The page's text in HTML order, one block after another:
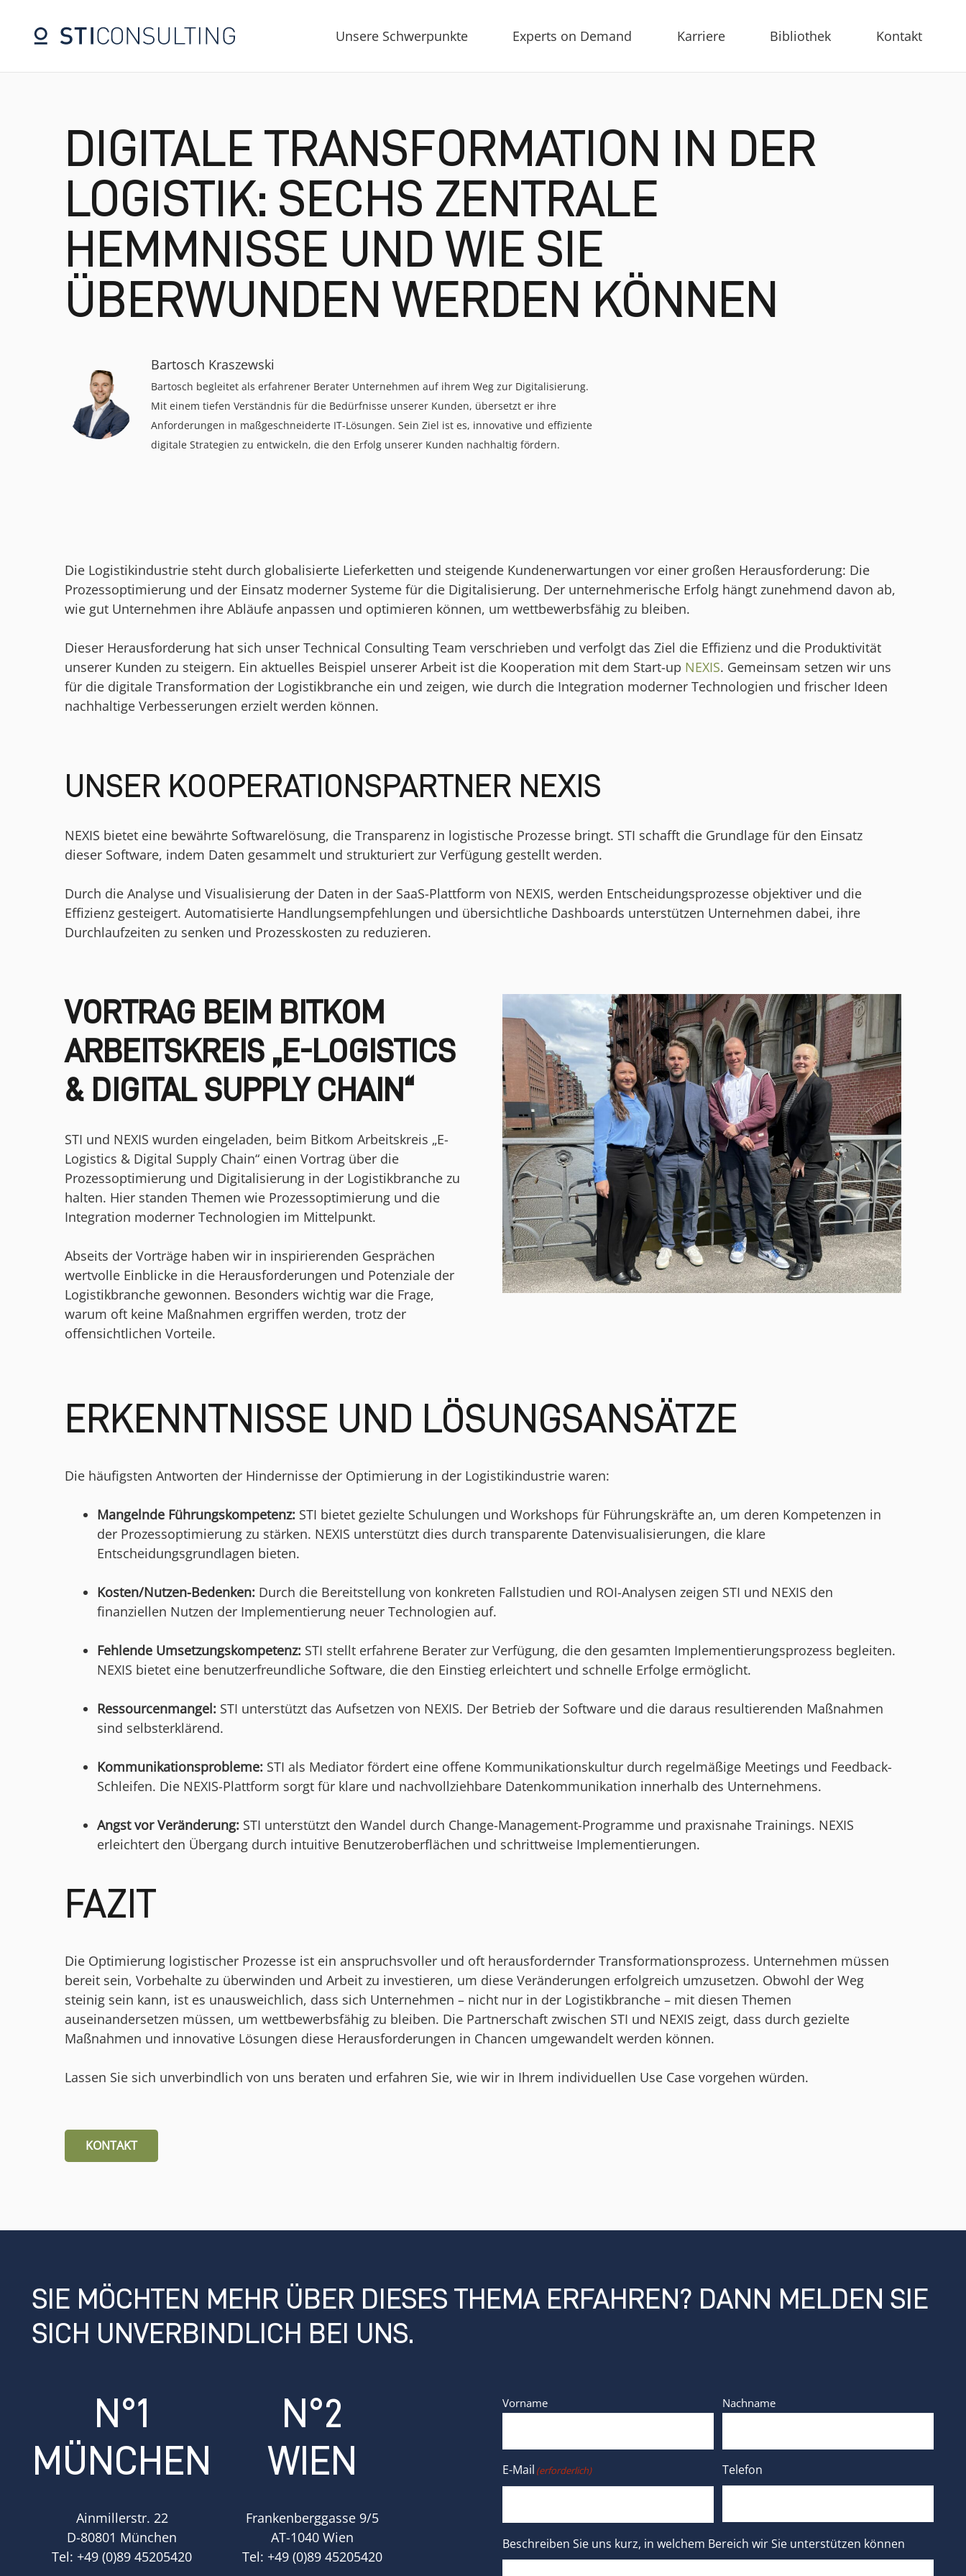
Unsere Schwerpunkte Experts on Demand Karriere Bibliothek Kontakt
DIGITALE TRANSFORMATION IN DER
LOGISTIK: SECHS ZENTRALE
HEMMNISSE UND WIE SIE
ÜBERWUNDEN WERDEN KÖNNEN
Bartosch Kraszewski
Bartosch begleitet als erfahrener Berater Unternehmen auf ihrem Weg zur Digitalisierung.
Mit einem tiefen Verständnis für die Bedürfnisse unserer Kunden, übersetzt er ihre
Anforderungen in maßgeschneiderte IT-Lösungen. Sein Ziel ist es, innovative und effiziente
digitale Strategien zu entwickeln, die den Erfolg unserer Kunden nachhaltig fördern.
Die Logistikindustrie steht durch globalisierte Lieferketten und steigende Kundenerwartungen vor einer großen Herausforderung: Die
Prozessoptimierung und der Einsatz moderner Systeme für die Digitalisierung. Der unternehmerische Erfolg hängt zunehmend davon ab,
wie gut Unternehmen ihre Abläufe anpassen und optimieren können, um wettbewerbsfähig zu bleiben.
Dieser Herausforderung hat sich unser Technical Consulting Team verschrieben und verfolgt das Ziel die Effizienz und die Produktivität
unserer Kunden zu steigern. Ein aktuelles Beispiel unserer Arbeit ist die Kooperation mit dem Start-up NEXIS. Gemeinsam setzen wir uns
für die digitale Transformation der Logistikbranche ein und zeigen, wie durch die Integration moderner Technologien und frischer Ideen
nachhaltige Verbesserungen erzielt werden können.
UNSER KOOPERATIONSPARTNER NEXIS
NEXIS bietet eine bewährte Softwarelösung, die Transparenz in logistische Prozesse bringt. STI schafft die Grundlage für den Einsatz
dieser Software, indem Daten gesammelt und strukturiert zur Verfügung gestellt werden.
Durch die Analyse und Visualisierung der Daten in der SaaS-Plattform von NEXIS, werden Entscheidungsprozesse objektiver und die
Effizienz gesteigert. Automatisierte Handlungsempfehlungen und übersichtliche Dashboards unterstützen Unternehmen dabei, ihre
Durchlaufzeiten zu senken und Prozesskosten zu reduzieren.
VORTRAG BEIM BITKOM
ARBEITSKREIS „E-LOGISTICS
& DIGITAL SUPPLY CHAIN“
STI und NEXIS wurden eingeladen, beim Bitkom Arbeitskreis „E-
Logistics & Digital Supply Chain“ einen Vortrag über die
Prozessoptimierung und Digitalisierung in der Logistikbranche zu
halten. Hier standen Themen wie Prozessoptimierung und die
Integration moderner Technologien im Mittelpunkt.
Abseits der Vorträge haben wir in inspirierenden Gesprächen
wertvolle Einblicke in die Herausforderungen und Potenziale der
Logistikbranche gewonnen. Besonders wichtig war die Frage,
warum oft keine Maßnahmen ergriffen werden, trotz der
offensichtlichen Vorteile.
ERKENNTNISSE UND LÖSUNGSANSÄTZE
Die häufigsten Antworten der Hindernisse der Optimierung in der Logistikindustrie waren:
Mangelnde Führungskompetenz: STI bietet gezielte Schulungen und Workshops für Führungskräfte an, um deren Kompetenzen in
der Prozessoptimierung zu stärken. NEXIS unterstützt dies durch transparente Datenvisualisierungen, die klare
Entscheidungsgrundlagen bieten.
Kosten/Nutzen-Bedenken: Durch die Bereitstellung von konkreten Fallstudien und ROI-Analysen zeigen STI und NEXIS den
finanziellen Nutzen der Implementierung neuer Technologien auf.
Fehlende Umsetzungskompetenz: STI stellt erfahrene Berater zur Verfügung, die den gesamten Implementierungsprozess begleiten.
NEXIS bietet eine benutzerfreundliche Software, die den Einstieg erleichtert und schnelle Erfolge ermöglicht.
Ressourcenmangel: STI unterstützt das Aufsetzen von NEXIS. Der Betrieb der Software und die daraus resultierenden Maßnahmen
sind selbsterklärend.
Kommunikationsprobleme: STI als Mediator fördert eine offene Kommunikationskultur durch regelmäßige Meetings und Feedback-
Schleifen. Die NEXIS-Plattform sorgt für klare und nachvollziehbare Datenkommunikation innerhalb des Unternehmens.
Angst vor Veränderung: STI unterstützt den Wandel durch Change-Management-Programme und praxisnahe Trainings. NEXIS
erleichtert den Übergang durch intuitive Benutzeroberflächen und schrittweise Implementierungen.
FAZIT
Die Optimierung logistischer Prozesse ist ein anspruchsvoller und oft herausfordernder Transformationsprozess. Unternehmen müssen
bereit sein, Vorbehalte zu überwinden und Arbeit zu investieren, um diese Veränderungen erfolgreich umzusetzen. Obwohl der Weg
steinig sein kann, ist es unausweichlich, dass sich Unternehmen – nicht nur in der Logistikbranche – mit diesen Themen
auseinandersetzen müssen, um wettbewerbsfähig zu bleiben. Die Partnerschaft zwischen STI und NEXIS zeigt, dass durch gezielte
Maßnahmen und innovative Lösungen diese Herausforderungen in Chancen umgewandelt werden können.
Lassen Sie sich unverbindlich von uns beraten und erfahren Sie, wie wir in Ihrem individuellen Use Case vorgehen würden.
KONTAKT
SIE MÖCHTEN MEHR ÜBER DIESES THEMA ERFAHREN? DANN MELDEN SIE
SICH UNVERBINDLICH BEI UNS.
N°1
MÜNCHEN
Ainmillerstr. 22
D-80801 München
Tel: +49 (0)89 45205420
N°2
WIEN
Frankenberggasse 9/5
AT-1040 Wien
Tel: +49 (0)89 45205420
Name(erforderlich)
Vorname Nachname
E-Mail (erforderlich) Telefon
Beschreiben Sie uns kurz, in welchem Bereich wir Sie unterstützen können